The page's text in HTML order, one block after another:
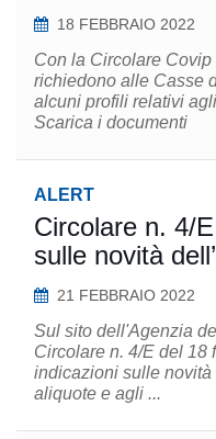
18 FEBBRAIO 2022
Con la Circolare
richiedono alle Casse
alcuni profili relativi
Scarica i documenti
ALERT
Circolare n. 4/
sulle novità
21 FEBBRAIO 2022
Sul sito dell'Agenzia
Circolare n. 4/E del 18
indicazioni sulle
aliquote e agli ...